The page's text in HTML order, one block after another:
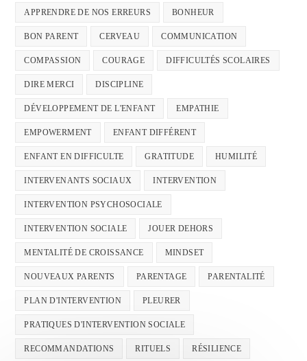
APPRENDRE DE NOS ERREURS BONHEUR
BON PARENT CERVEAU COMMUNICATION
COMPASSION COURAGE DIFFICULTÉS SCOLAIRES
DIRE MERCI DISCIPLINE
DÉVELOPPEMENT DE L'ENFANT EMPATHIE
EMPOWERMENT ENFANT DIFFÉRENT
ENFANT EN DIFFICULTE GRATITUDE HUMILITÉ
INTERVENANTS SOCIAUX INTERVENTION
INTERVENTION PSYCHOSOCIALE
INTERVENTION SOCIALE JOUER DEHORS
MENTALITÉ DE CROISSANCE MINDSET
NOUVEAUX PARENTS PARENTAGE PARENTALITÉ
PLAN D'INTERVENTION PLEURER
PRATIQUES D'INTERVENTION SOCIALE
RECOMMANDATIONS RITUELS RÉSILIENCE